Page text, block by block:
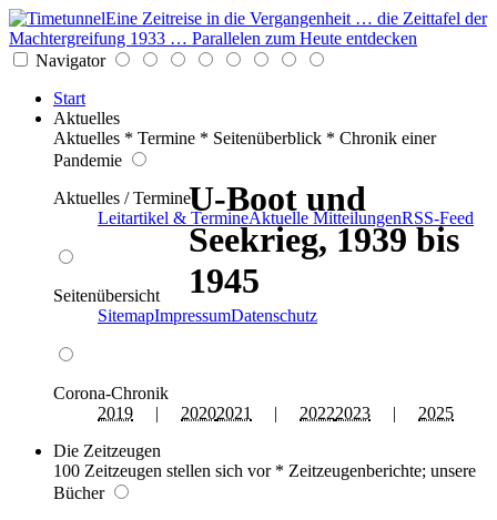
Eine Zeitreise in die Vergangenheit … die Zeittafel der
Machtergreifung 1933 … Parallelen zum Heute entdecken
Navigator
Start
Aktuelles
Aktuelles * Termine * Seitenüberblick * Chronik einer
Pandemie
Aktuelles / Termine
Leitartikel & TermineAktuelle MitteilungenRSS-Feed
Seitenübersicht
SitemapImpressumDatenschutz
Corona-Chronik
2019 | 20202021 | 20222023 | 2025
Die Zeitzeugen
100 Zeitzeugen stellen sich vor * Zeitzeugenberichte; unsere
Bücher
U-Boot und
Seekrieg, 1939 bis
1945